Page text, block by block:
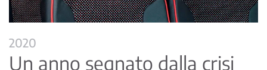
2020
Un anno segnato dalla crisi